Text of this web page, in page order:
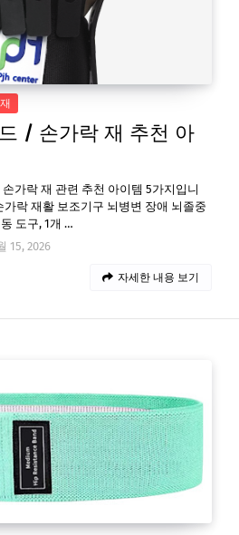
/ 손가락 재 추천 아
가락 재 관련 추천 아이템 5가지입니
락 재활 보조기구 뇌병변 장애 뇌졸중
도구, 1개 …
15, 2026
자세한 내용 보기